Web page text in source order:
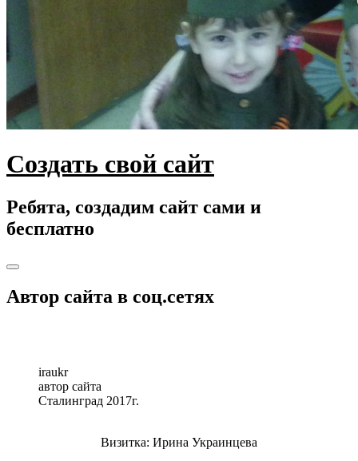
Создать свой сайт
Ребята, создадим сайт сами и
бесплатно
Toggle
Автор сайта в соц.сетях
iraukr
автор сайта
Сталинград 2017г.
Визитка: Ирина Украинцева